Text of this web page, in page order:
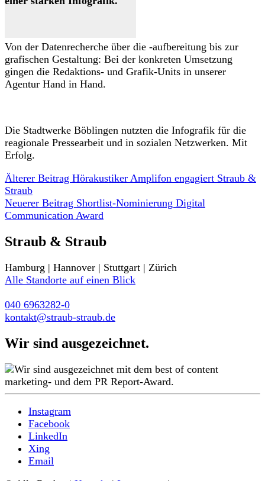
Von der Datenrecherche über die -aufbereitung bis zur
grafischen Gestaltung: Bei der konkreten Umsetzung
gingen die Redaktions- und Grafik-Units in unserer
Agentur Hand in Hand.
Die Stadtwerke Böblingen nutzten die Infografik für die
reagionale Pressearbeit und in sozialen Netzwerken. Mit
Erfolg.
Älterer Beitrag Hörakustiker Amplifon engagiert Straub &
Straub
Neuerer Beitrag Shortlist-Nominierung Digital
Communication Award
Straub & Straub
Hamburg | Hannover | Stuttgart | Zürich
Alle Standorte auf einen Blick
040 6963282-0
kontakt@straub-straub.de
Wir sind ausgezeichnet.
Instagram
Facebook
LinkedIn
Xing
Email